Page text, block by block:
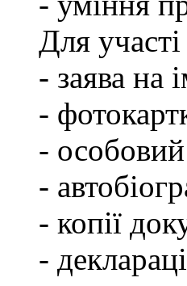
Для
- заява на
-
-
-
- копії
-